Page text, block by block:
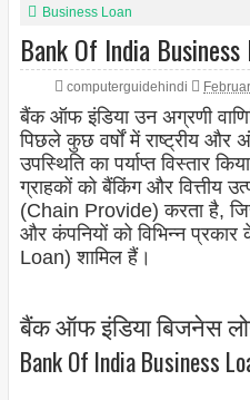
Business Loan
Bank Of India
computerguidehindi
बैंक ऑफ इंडिया उन अग्रणी
पिछले कुछ वर्षों में राष्ट्रीय और
उपस्थिति का पर्याप्त विस्तार
ग्राहकों को बैंकिंग और वित्तीय
(Chain Provide) करता है,
और कंपनियों को विभिन्न
Loan) शामिल हैं।
बैंक ऑफ इंडिया बिजनेस
Bank Of India Business